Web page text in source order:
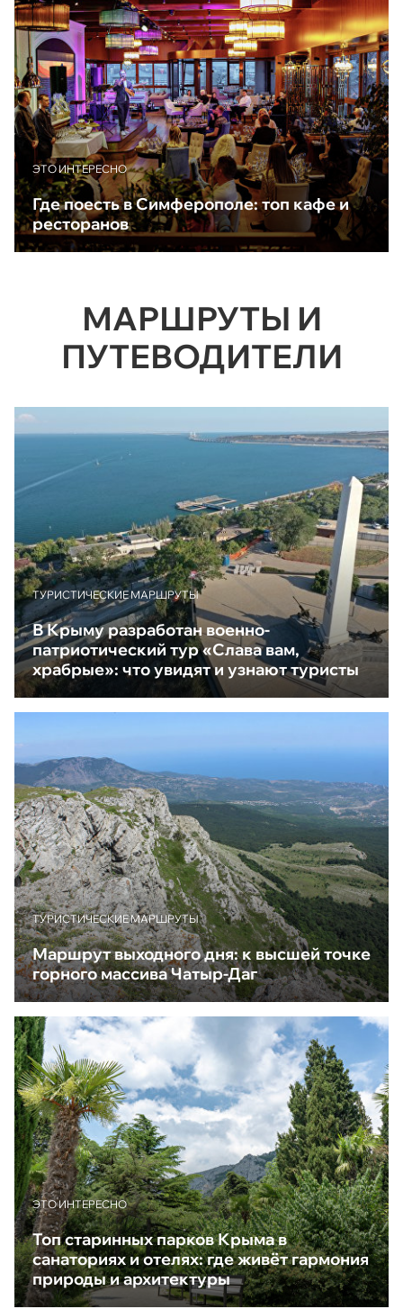
ЭТО ИНТЕРЕСНО
Где поесть в Симферополе: топ кафе и
ресторанов
МАРШРУТЫ И
ПУТЕВОДИТЕЛИ
ТУРИСТИЧЕСКИЕ МАРШРУТЫ
В Крыму разработан военно-
патриотический тур «Слава вам,
храбрые»: что увидят и узнают туристы
ТУРИСТИЧЕСКИЕ МАРШРУТЫ
Маршрут выходного дня: к высшей точке
горного массива Чатыр-Даг
ЭТО ИНТЕРЕСНО
Топ старинных парков Крыма в
санаториях и отелях: где живёт гармония
природы и архитектуры